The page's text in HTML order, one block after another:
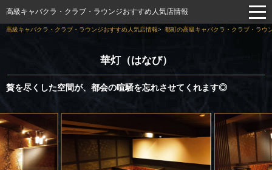
高級キャバクラ・クラブ・ラウンジおすすめ人気店情報
高級キャバクラ・クラブ・ラウンジおすすめ人気店情報 都町の高級キャバクラ・クラブ・ラウ
華灯（はなび）
贅を尽くした空間が、都会の喧騒を忘れさせてくれます◎